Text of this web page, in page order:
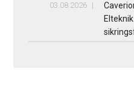
03.08.2026